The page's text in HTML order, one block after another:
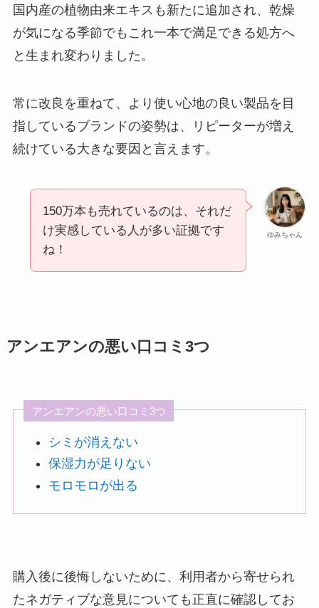
国内産の植物由来エキスも新たに追加され、乾燥
が気になる季節でもこれ一本で満足できる処方へ
と生まれ変わりました。
常に改良を重ねて、より使い心地の良い製品を目
指しているブランドの姿勢は、リピーターが増え
続けている大きな要因と言えます。
ゆみちゃん
150万本も売れているのは、それだ
け実感している人が多い証拠です
ね！
アンエアンの悪い口コミ3つ
アンエアンの悪い口コミ3つ
シミが消えない
保湿力が足りない
モロモロが出る
購入後に後悔しないために、利用者から寄せられ
たネガティブな意見についても正直に確認してお